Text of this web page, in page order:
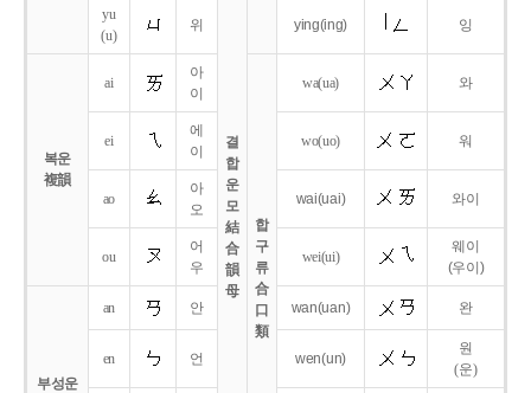
결
합
운
모
結
合
韻
母
yu
(u)
위 ying(ing) 잉
복운
複韻
ai
아
이
합
구
류
合
口
類
wa(ua) 와
ei
에
이
wo(uo) 워
ao
아
오
wai(uai) 와이
ou
어
우
wei(ui)
웨이
(우이)
부성운
an 안 wan(uan) 완
en 언 wen(un)
원
(운)